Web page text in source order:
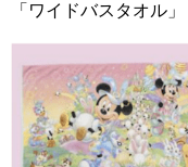
「ワイドバスタオル